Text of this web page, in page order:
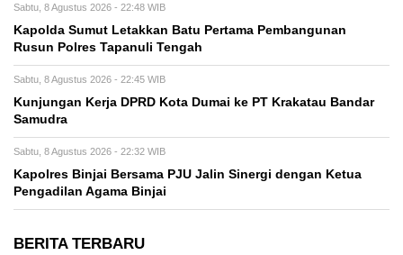
Sabtu, 8 Agustus 2026 - 22:48 WIB
Kapolda Sumut Letakkan Batu Pertama Pembangunan
Rusun Polres Tapanuli Tengah
Sabtu, 8 Agustus 2026 - 22:45 WIB
Kunjungan Kerja DPRD Kota Dumai ke PT Krakatau Bandar
Samudra
Sabtu, 8 Agustus 2026 - 22:32 WIB
Kapolres Binjai Bersama PJU Jalin Sinergi dengan Ketua
Pengadilan Agama Binjai
BERITA TERBARU